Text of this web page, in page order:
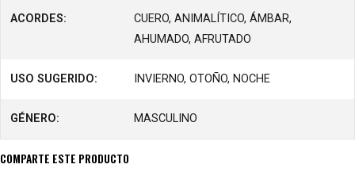
ACORDES:
CUERO, ANIMALÍTICO, ÁMBAR,
AHUMADO, AFRUTADO
USO SUGERIDO: INVIERNO, OTOÑO, NOCHE
GÉNERO: MASCULINO
COMPARTE ESTE PRODUCTO